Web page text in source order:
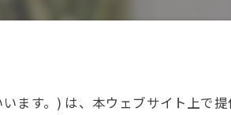
ます。) は、本ウェブサイト上で